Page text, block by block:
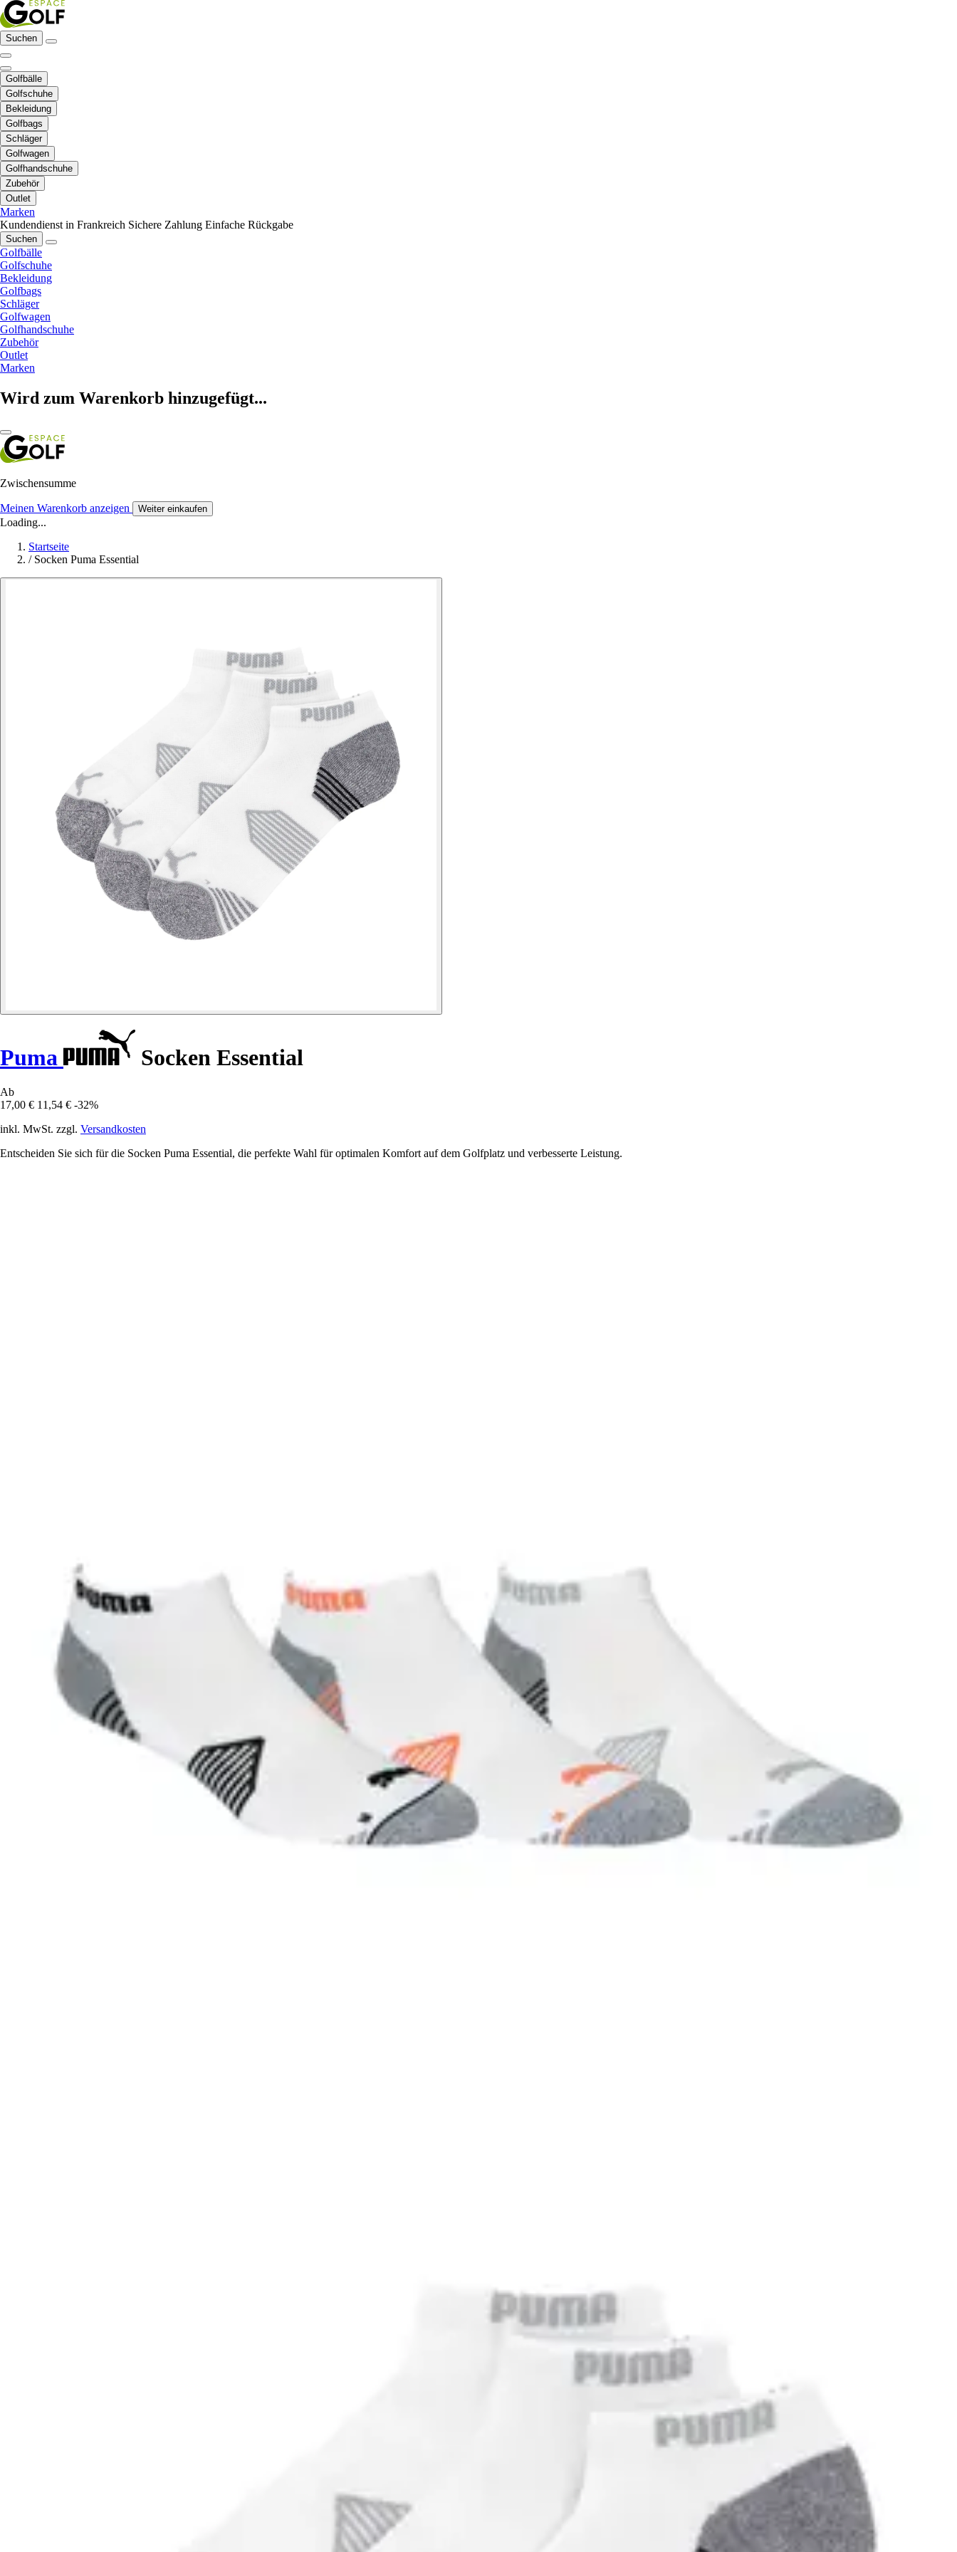
Suchen
Golfbälle
Golfschuhe
Bekleidung
Golfbags
Schläger
Golfwagen
Golfhandschuhe
Zubehör
Outlet
Marken
Kundendienst in Frankreich Sichere Zahlung Einfache Rückgabe
Suchen
Golfbälle
Golfschuhe
Bekleidung
Golfbags
Schläger
Golfwagen
Golfhandschuhe
Zubehör
Outlet
Marken
Wird zum Warenkorb hinzugefügt...
Zwischensumme
Meinen Warenkorb anzeigen Weiter einkaufen
Loading...
Startseite
/ Socken Puma Essential
Puma Socken Essential
Ab
17,00 € 11,54 € -32%
inkl. MwSt. zzgl. Versandkosten
Entscheiden Sie sich für die Socken Puma Essential, die perfekte Wahl für optimalen Komfort auf dem Golfplatz und verbesserte Leistung.